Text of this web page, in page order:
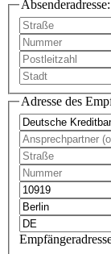
Absenderadresse:
Adresse des